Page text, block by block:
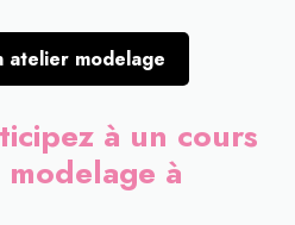
atelier modelage
à un cours
à